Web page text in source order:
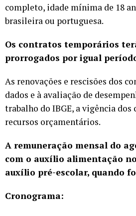
completo, idade mínima de 18
brasileira ou portuguesa.
Os contratos temporários
prorrogados por igual
As renovações e rescisões dos
dados e à avaliação de
trabalho do IBGE, a vigência
recursos orçamentários.
A remuneração mensal do
com o auxílio alimentação
auxílio pré-escolar, quando
Cronograma: